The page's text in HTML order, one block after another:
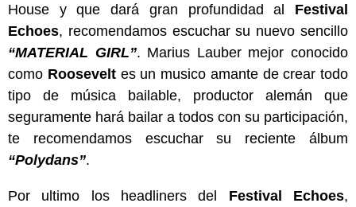
House y que dará gran profundidad al Festival
Echoes, recomendamos escuchar su nuevo sencillo
“MATERIAL GIRL”. Marius Lauber mejor conocido
como Rooseveltes un musico amante de crear todo
tipo de música bailable, productor alemán que
seguramente hará bailar a todos con su participación,
te recomendamos escuchar su reciente álbum
“Polydans”.
Por ultimo los headliners del Festival Echoes,